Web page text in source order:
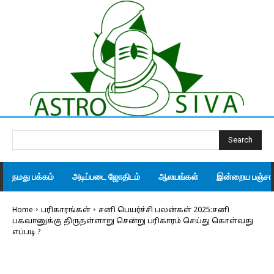
Search
நமது பக்கம் அடிப்படை ஜோதிடம் ஆலயங்கள் இன்றைய
Home பரிகாரங்கள்
சனி பெயர்ச்சி பலன்கள் 2025:சனி
பகவானுக்கு திருநள்ளாறு சென்று பரிகாரம் செய்து கொள்வது
எப்படி ?